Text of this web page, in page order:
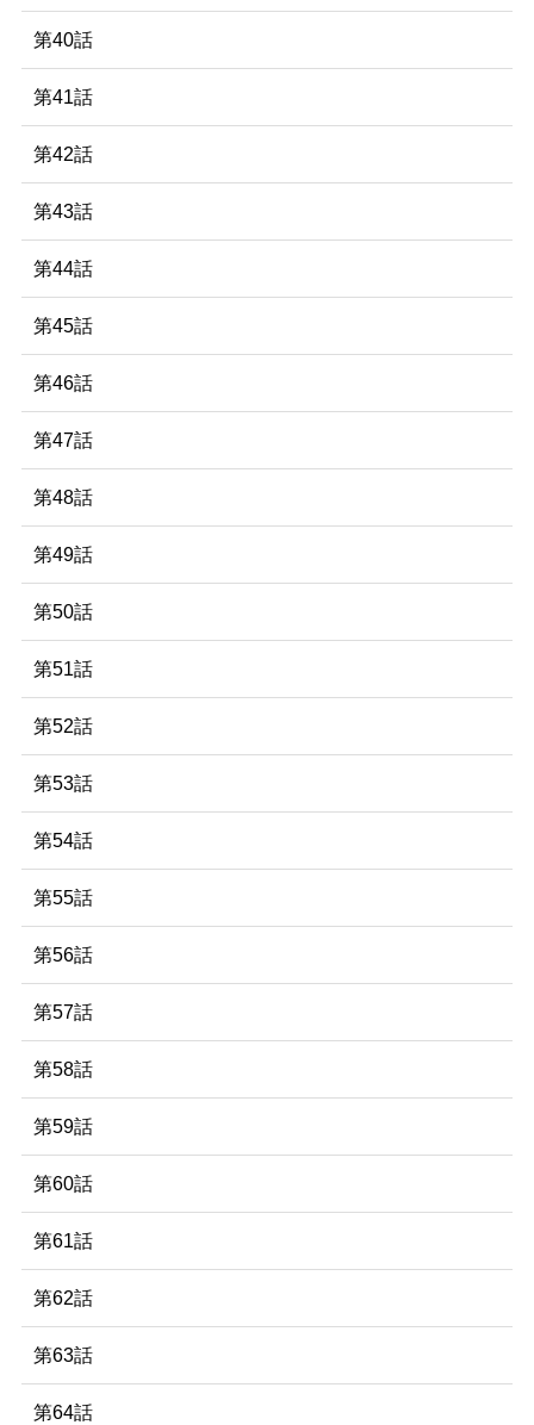
第40話
第41話
第42話
第43話
第44話
第45話
第46話
第47話
第48話
第49話
第50話
第51話
第52話
第53話
第54話
第55話
第56話
第57話
第58話
第59話
第60話
第61話
第62話
第63話
第64話